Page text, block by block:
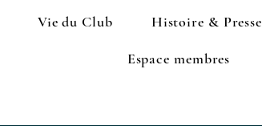
Vie du Club Histoire & Presse
Espace membres